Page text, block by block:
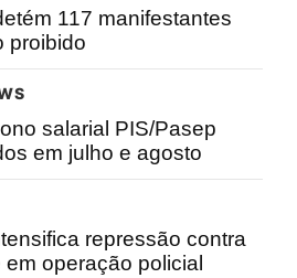
117 manifestantes
proibido
salarial PIS/Pasep
em julho e agosto
repressão contra
operação policial